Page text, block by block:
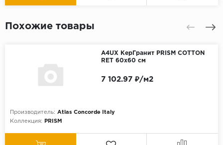
Похожие товары
A4UX КерГранит PRISM COTTON
RET 60x60 см
Производитель: Atlas Concorde Italy
Коллекция:
PRISM
7 102.97 ₽/м2